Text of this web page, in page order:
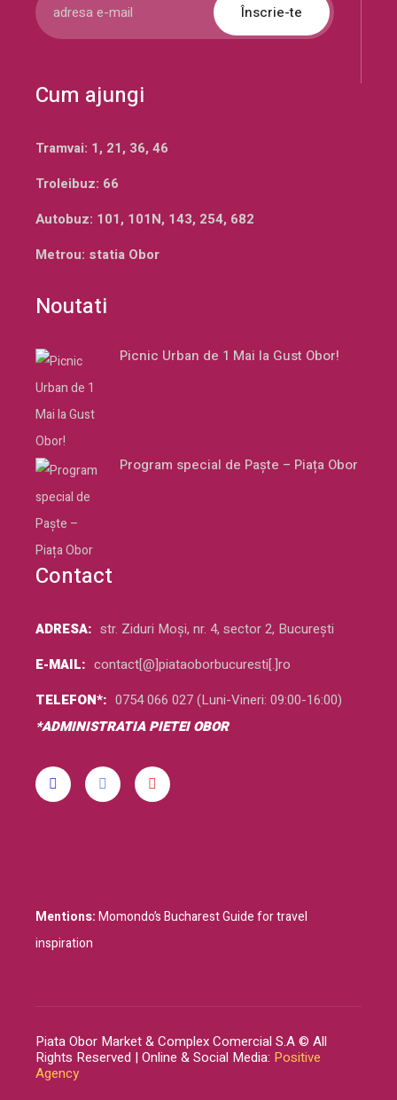
Înscrie-te
Cum ajungi
Tramvai: 1, 21, 36, 46
Troleibuz: 66
Autobuz: 101, 101N, 143, 254, 682
Metrou: statia Obor
Noutati
Picnic Urban de 1 Mai la Gust Obor!
Program special de Paște – Piața Obor
Contact
ADRESA: str. Ziduri Moși, nr. 4, sector 2, București
E-MAIL: contact[@]piataoborbucuresti[.]ro
TELEFON*: 0754 066 027 (Luni-Vineri: 09:00-16:00)
*ADMINISTRATIA PIETEI OBOR
Mentions: Momondo’s Bucharest Guide for travel
inspiration
Piata Obor Market & Complex Comercial S.A © All
Rights Reserved | Online & Social Media: Positive
Agency